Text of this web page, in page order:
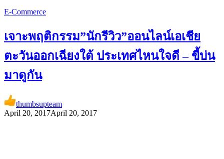
E-Commerce
เจาะพฤติกรรม”นักรีวิว”ออนไลน์เอเชีย
ตะวันออกเฉียงใต้ ประเทศไหนใจดี – ขี้บ่น
มาดูกัน
thumbsupteam
April 20, 2017April 20, 2017